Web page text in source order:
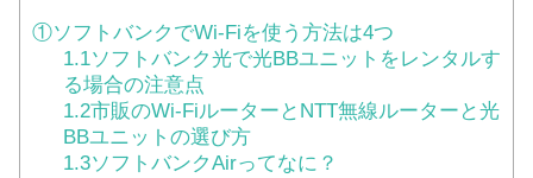
①ソフトバンクでWi-Fiを使う方法は4つ
1.1ソフトバンク光で光BBユニットをレンタルす
る場合の注意点
1.2市販のWi-FiルーターとNTT無線ルーターと光
BBユニットの選び方
1.3ソフトバンクAirってなに？